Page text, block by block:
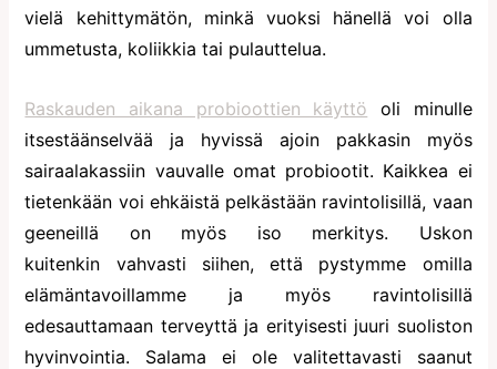
vielä kehittymätön, minkä vuoksi hänellä voi olla
ummetusta, koliikkia tai pulauttelua.
Raskauden aikana probioottien käyttö oli minulle
itsestäänselvää ja hyvissä ajoin pakkasin myös
sairaalakassiin vauvalle omat probiootit. Kaikkea ei
tietenkään voi ehkäistä pelkästään ravintolisillä, vaan
geeneillä on myös iso merkitys. Uskon
kuitenkin vahvasti siihen, että pystymme omilla
elämäntavoillamme ja myös ravintolisillä
edesauttamaan terveyttä ja erityisesti juuri suoliston
hyvinvointia. Salama ei ole valitettavasti saanut